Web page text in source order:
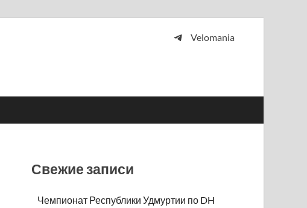
Velomania
Свежие записи
Чемпионат Республики Удмуртии по DH